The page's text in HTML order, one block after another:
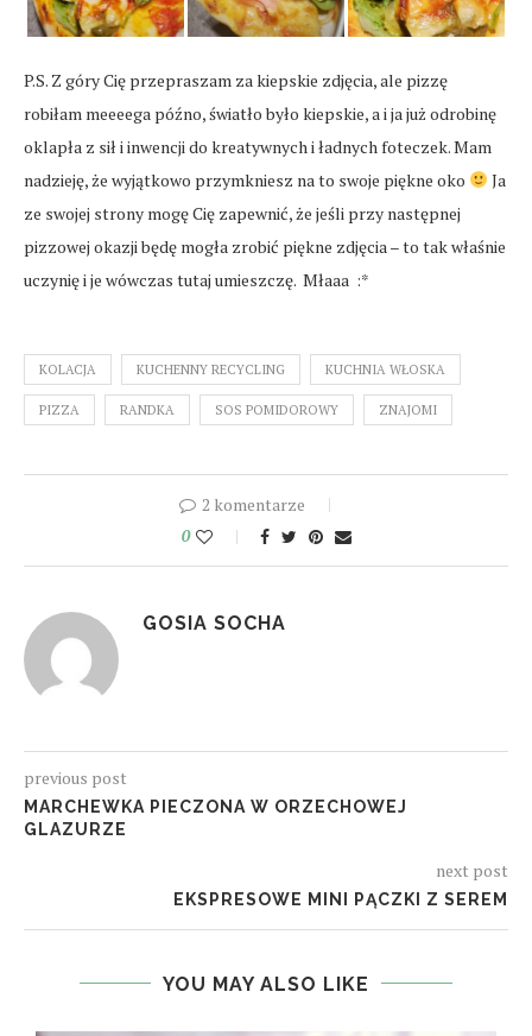
P.S. Z góry Cię przepraszam za kiepskie zdjęcia, ale pizzę
robiłam meeeega późno, światło było kiepskie, a i ja już odrobinę
oklapła z sił i inwencji do kreatywnych i ładnych foteczek. Mam
nadzieję, że wyjątkowo przymkniesz na to swoje piękne oko
Ja
ze swojej strony mogę Cię zapewnić, że jeśli przy następnej
pizzowej okazji będę mogła zrobić piękne zdjęcia – to tak właśnie
uczynię i je wówczas tutaj umieszczę. Młaaa :*
KOLACJA KUCHENNY RECYCLING KUCHNIA WŁOSKA
PIZZA RANDKA SOS POMIDOROWY ZNAJOMI
2 komentarze
0
GOSIA SOCHA
previous post
MARCHEWKA PIECZONA W ORZECHOWEJ
GLAZURZE
next post
EKSPRESOWE MINI PĄCZKI Z SEREM
YOU MAY ALSO LIKE